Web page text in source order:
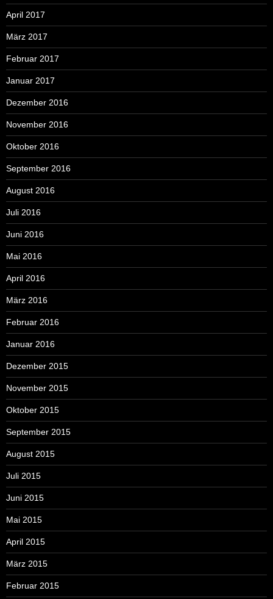
April 2017
März 2017
Februar 2017
Januar 2017
Dezember 2016
November 2016
Oktober 2016
September 2016
August 2016
Juli 2016
Juni 2016
Mai 2016
April 2016
März 2016
Februar 2016
Januar 2016
Dezember 2015
November 2015
Oktober 2015
September 2015
August 2015
Juli 2015
Juni 2015
Mai 2015
April 2015
März 2015
Februar 2015